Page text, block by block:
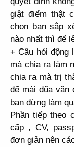
giật điểm thật
chọn bạn sắp
nào nhất thì để
+ Câu hỏi động
mà chia ra làm
chia ra mà trị
để mài dũa văn
bạn đừng làm
Phần tiếp theo
cấp , CV,
đơn giản nên